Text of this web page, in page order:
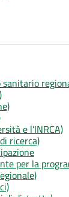
sanitario
e l'INRCA)
ricerca)
per la